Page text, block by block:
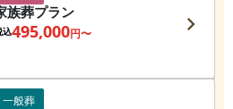
族葬プラン
込495,000円〜
一般葬